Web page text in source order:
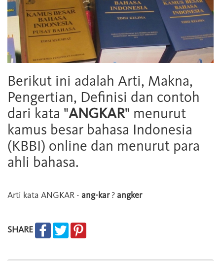
Berikut ini adalah Arti, Makna,
Pengertian, Definisi dan contoh
dari kata "ANGKAR" menurut
kamus besar bahasa Indonesia
(KBBI) online dan menurut para
ahli bahasa.
Arti kata ANGKAR - ang-kar?angker
SHARE